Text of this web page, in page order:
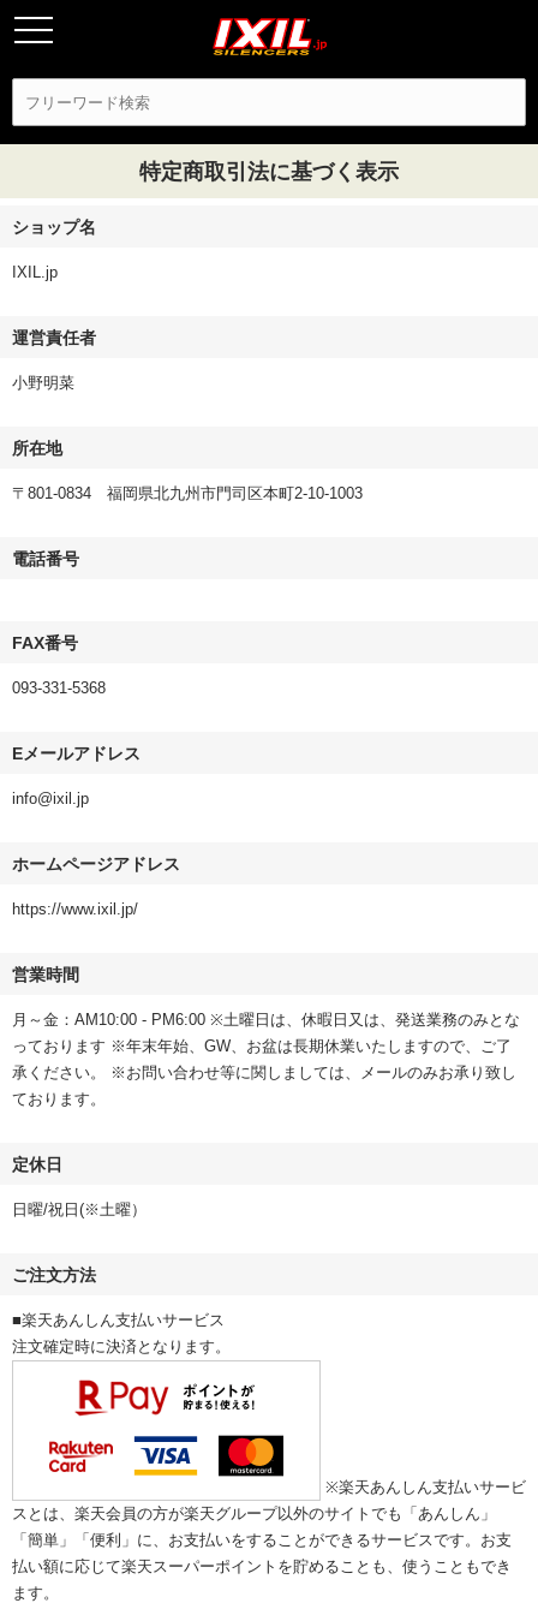
特定商取引法に基づく表示
ショップ名
IXIL.jp
運営責任者
小野明菜
所在地
〒801-0834 福岡県北九州市門司区本町2-10-1003
電話番号
FAX番号
093-331-5368
Eメールアドレス
info@ixil.jp
ホームページアドレス
https://www.ixil.jp/
営業時間
月～金：AM10:00 - PM6:00 ※土曜日は、休暇日又は、発送業務のみとな
っております ※年末年始、GW、お盆は長期休業いたしますので、ご了
承ください。 ※お問い合わせ等に関しましては、メールのみお承り致し
ております。
定休日
日曜/祝日(※土曜）
ご注文方法
■楽天あんしん支払いサービス
注文確定時に決済となります。
※楽天あんしん支払いサービ
スとは、楽天会員の方が楽天グループ以外のサイトでも「あんしん」
「簡単」「便利」に、お支払いをすることができるサービスです。お支
払い額に応じて楽天スーパーポイントを貯めることも、使うこともでき
ます。